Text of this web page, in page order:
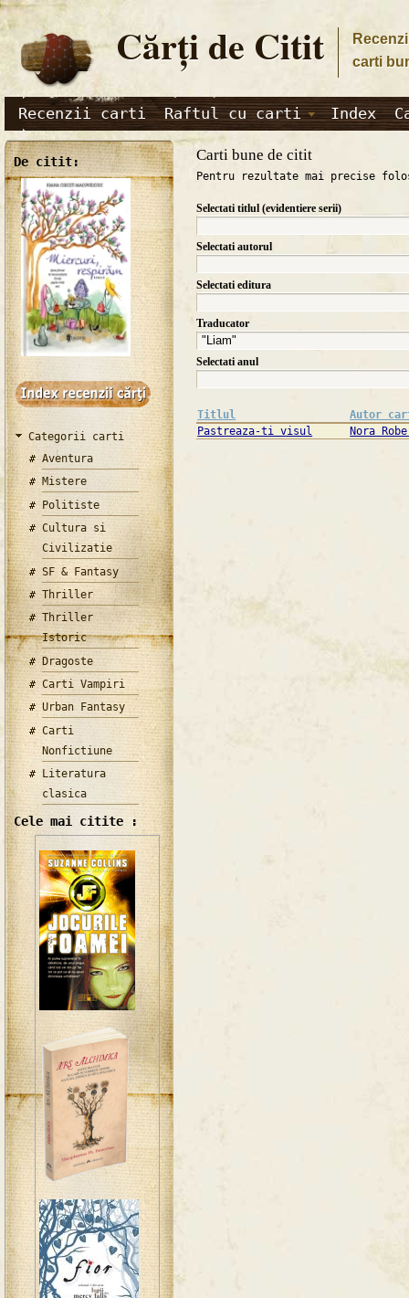
Cărţi de Citit
carti
Recenzii carti Raftul cu carti Index
De citit:
Categorii carti
Aventura
Mistere
Politiste
Cultura si
Civilizatie
SF & Fantasy
Thriller
Thriller
Istoric
Dragoste
Carti Vampiri
Urban Fantasy
Carti
Nonfictiune
Literatura
clasica
Cele mai citite :
Carti bune de citit
Pentru rezultate mai precise
Selectati titlul (evidentiere serii)
Selectati autorul
Selectati editura
Traducator
Selectati anul
Titlul
Autor
Pastreaza-ti visul
Nora